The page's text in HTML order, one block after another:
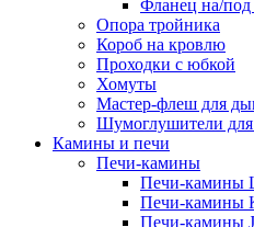
Фланец на/
Опора тройника
Короб на кровлю
Проходки с юбкой
Хомуты
Мастер-флеш для
Шумоглушители для
Камины и печи
Печи-камины
Печи-камины
Печи-камины
Печи-камины